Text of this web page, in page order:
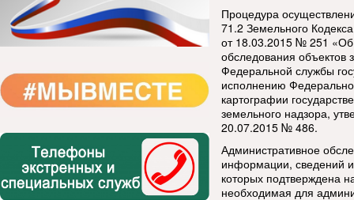
Процедура
71.2 Земельного
от 18.03.2015 № 251 «Об
обследования
Федеральной службы
исполнению
картографии
земельного надзора,
20.07.2015 № 486.
Административное
информации, сведений
которых подтверждена
необходимая для